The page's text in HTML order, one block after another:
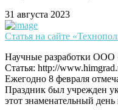
31 августа 2023
Статья на сайте
Научные разработки
Статья: http://
Ежегодно 8 февраля
Праздник был учрежден
этот знаменательный